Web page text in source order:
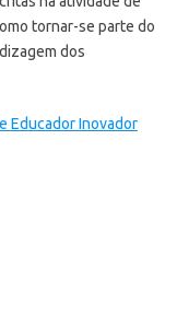
tornar-se parte do
dos
Educador Inovador